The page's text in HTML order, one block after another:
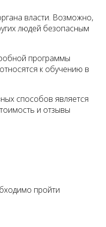
власти. Возможно,
людей безопасным
программы
к обучению в
способов является
и отзывы
пройти